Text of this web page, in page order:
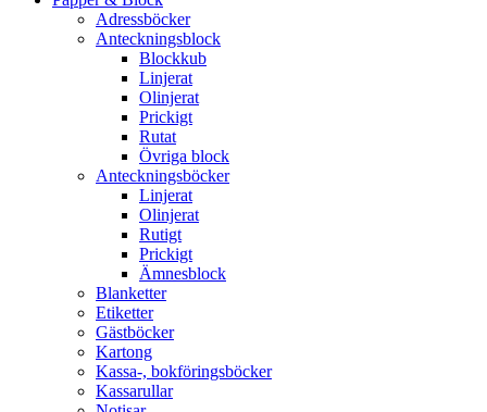
Adressböcker
Anteckningsblock
Blockkub
Linjerat
Olinjerat
Prickigt
Rutat
Övriga block
Anteckningsböcker
Linjerat
Olinjerat
Rutigt
Prickigt
Ämnesblock
Blanketter
Etiketter
Gästböcker
Kartong
Kassa-, bokföringsböcker
Kassarullar